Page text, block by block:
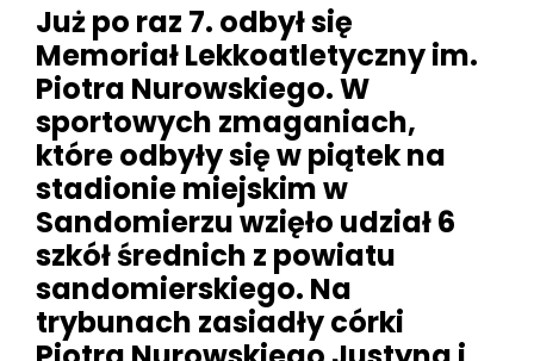
Już po raz 7. odbył się
Memoriał Lekkoatletyczny im.
Piotra Nurowskiego. W
sportowych zmaganiach,
które odbyły się w piątek na
stadionie miejskim w
Sandomierzu wzięło udział 6
szkół średnich z powiatu
sandomierskiego. Na
trybunach zasiadły córki